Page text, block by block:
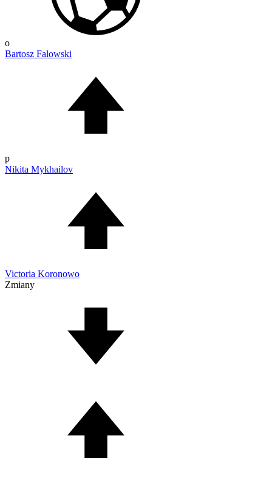
o
Bartosz Falowski
p
Nikita Mykhailov
Victoria Koronowo
Zmiany